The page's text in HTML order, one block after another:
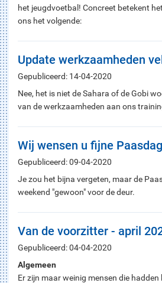
het jeugdvoetbal! Concreet betekent
ons het volgende:
Update werkzaamheden
Gepubliceerd: 14-04-2020
Nee, het is niet de Sahara of de Gobi
van de werkzaamheden aan ons
Wij wensen u fijne
Gepubliceerd: 09-04-2020
Je zou het bijna vergeten, maar de
weekend "gewoon" voor de deur.
Van de voorzitter - april
Gepubliceerd: 04-04-2020
Algemeen
Er zijn maar weinig mensen die